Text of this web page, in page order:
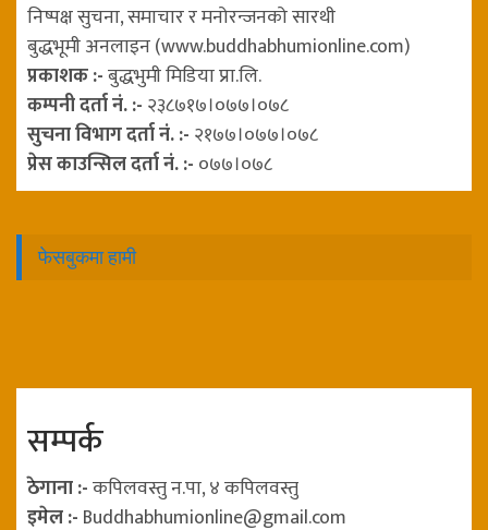
निष्पक्ष सुचना, समाचार र मनोरन्जनको सारथी
बुद्धभूमी अनलाइन (www.buddhabhumionline.com)
प्रकाशक :-बुद्धभुमी मिडिया प्रा.लि.
कम्पनी दर्ता नं. :- २३८७१७।०७७।०७८
सुचना विभाग दर्ता नं. :- २१७७।०७७।०७८
प्रेस काउन्सिल दर्ता नं. :- ०७७।०७८
फेसबुकमा हामी
सम्पर्क
ठेगाना :-कपिलवस्तु न.पा, ४ कपिलवस्तु
इमेल :- Buddhabhumionline@gmail.com